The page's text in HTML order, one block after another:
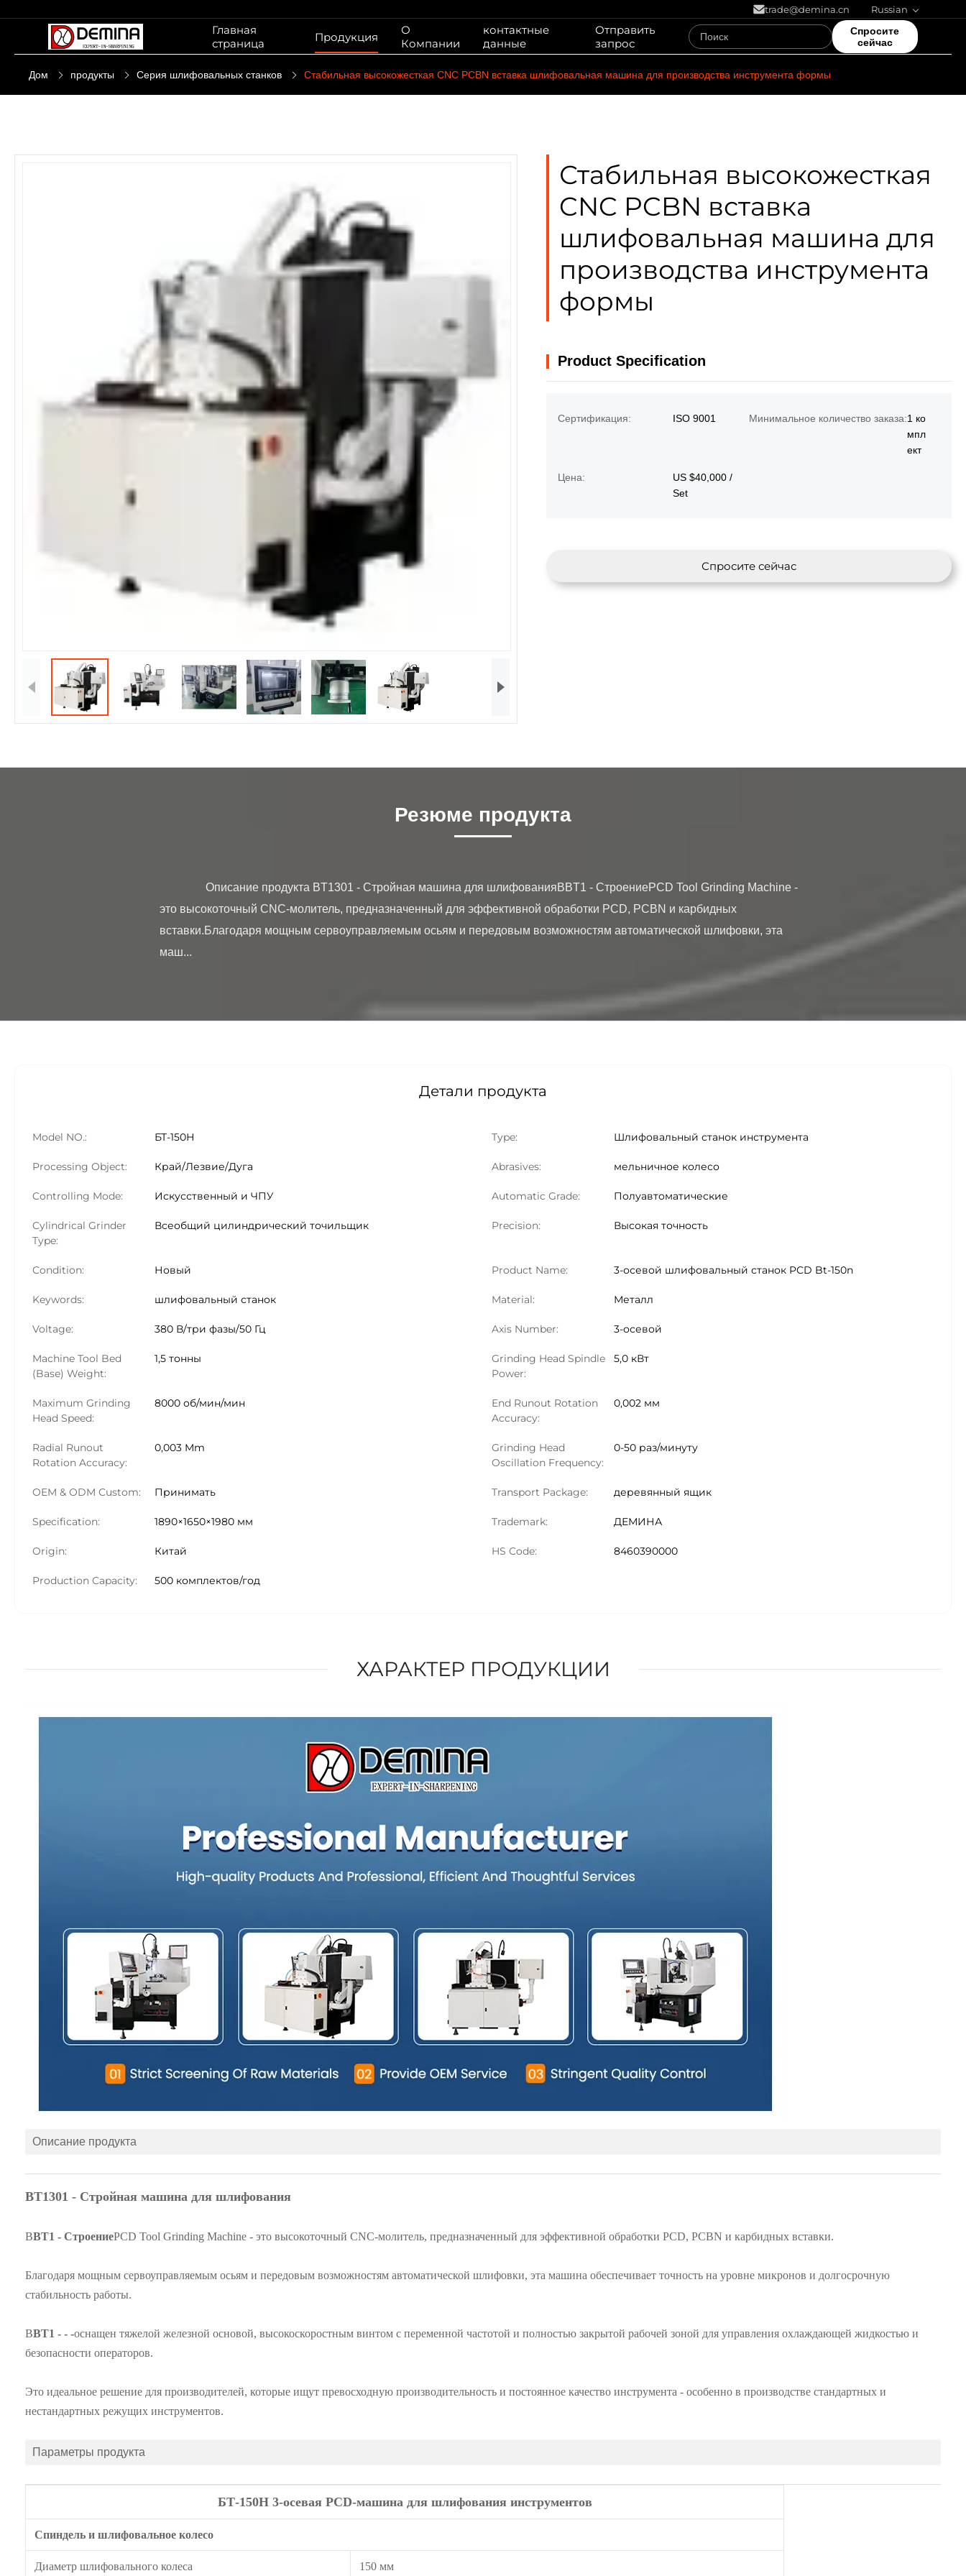
trade@demina.cn Russian
Главная
страница
Продукция
О
Компании
контактные
данные
Отправить
запрос
Спросите
сейчас
Дом продукты Серия шлифовальных станков Стабильная высокожесткая CNC PCBN вставка шлифовальная машина для производства инструмента формы
Стабильная высокожесткая
CNC PCBN вставка
шлифовальная машина для
производства инструмента
формы
Product Specification
Сертификация: ISO 9001 Минимальное количество заказа:1 ко
мпл
ект
Цена:
US $40,000 /
Set
Спросите сейчас
Резюме продукта
это высокоточный CNC-молитель, предназначенный для эффективной обработки PCD, PCBN и карбидных
вставки.Благодаря мощным сервоуправляемым осьям и передовым возможностям автоматической шлифовки, эта
маш...
Детали продукта
Model NO.: БТ-150Н Type: Шлифовальный станок инструмента
Processing Object: Край/Лезвие/Дуга Abrasives: мельничное колесо
Controlling Mode: Искусственный и ЧПУ Automatic Grade: Полуавтоматические
Cylindrical Grinder
Type:
Всеобщий цилиндрический точильщик Precision: Высокая точность
Condition: Новый Product Name: 3-осевой шлифовальный станок PCD Bt-150n
Keywords: шлифовальный станок Material: Металл
Voltage: 380 В/три фазы/50 Гц Axis Number: 3-осевой
Machine Tool Bed
(Base) Weight:
1,5 тонны
Grinding Head Spindle
Power:
5,0 кВт
Maximum Grinding
Head Speed:
8000 об/мин/мин
End Runout Rotation
Accuracy:
0,002 мм
Radial Runout
Rotation Accuracy:
0,003 Mm
Grinding Head
Oscillation Frequency:
0-50 раз/минуту
OEM & ODM Custom: Принимать Transport Package: деревянный ящик
Specification: 1890×1650×1980 мм Trademark: ДЕМИНА
Origin: Китай HS Code: 8460390000
Production Capacity: 500 комплектов/год
ХАРАКТЕР ПРОДУКЦИИ
Описание продукта
BT1301 - Стройная машина для шлифования
ВBT1 - СтроениеPCD Tool Grinding Machine - это высокоточный CNC-молитель, предназначенный для эффективной обработки PCD, PCBN и карбидных вставки.
Благодаря мощным сервоуправляемым осьям и передовым возможностям автоматической шлифовки, эта машина обеспечивает точность на уровне микронов и долгосрочную
стабильность работы.
ВBT1 - - -оснащен тяжелой железной основой, высокоскоростным винтом с переменной частотой и полностью закрытой рабочей зоной для управления охлаждающей жидкостью и
безопасности операторов.
Это идеальное решение для производителей, которые ищут превосходную производительность и постоянное качество инструмента - особенно в производстве стандартных и
нестандартных режущих инструментов.
Параметры продукта
БТ-150Н 3-осевая PCD-машина для шлифования инструментов
Спиндель и шлифовальное колесо
Диаметр шлифовального колеса 150 мм